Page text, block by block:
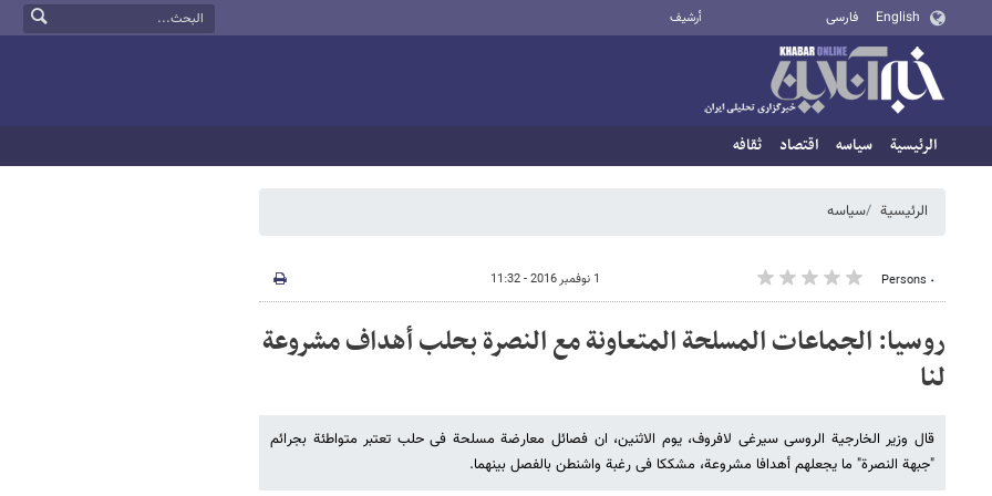
English فارسی أرشيف
الرئيسية سیاسه اقتصاد ثقافه
الرئيسية سیاسه
٠ Persons 1 نوفمبر 2016 - 11:32
روسیا: الجماعات المسلحة المتعاونة مع النصرة بحلب أهداف مشروعة
لنا
قال وزیر الخارجیة الروسی سیرغی لافروف، یوم الاثنین، ان فصائل معارضة مسلحة فی حلب تعتبر متواطئة بجرائم
"جبهة النصرة" ما یجعلهم أهدافا مشروعة، مشککا فی رغبة واشنطن بالفصل بینهما.